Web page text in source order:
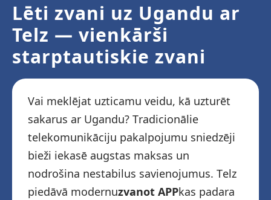
Lēti zvani uz Ugandu ar
Telz — vienkārši
starptautiskie zvani
Vai meklējat uzticamu veidu, kā uzturēt
sakarus ar Ugandu? Tradicionālie
telekomunikāciju pakalpojumu sniedzēji
bieži iekasē augstas maksas un
nodrošina nestabilus savienojumus. Telz
piedāvā modernuzvanot APPkas padara